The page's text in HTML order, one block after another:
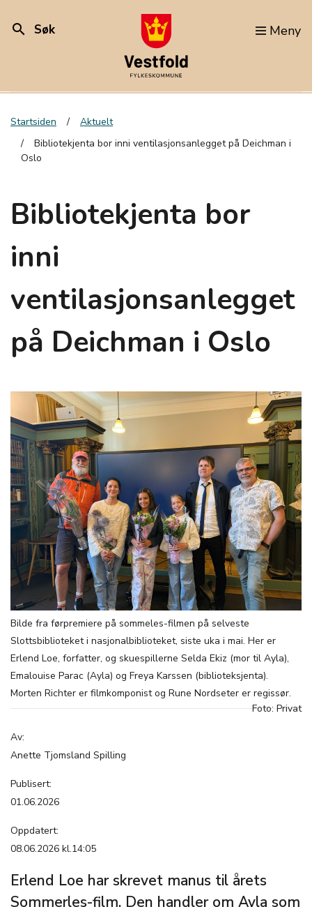
search Søk Meny
Startsiden
Aktuelt
Bibliotekjenta bor inni ventilasjonsanlegget på Deichman i
Oslo
Bibliotekjenta bor
inni
ventilasjonsanlegget
på Deichman i Oslo
Bilde fra førpremiere på sommeles-filmen på selveste
Slottsbiblioteket i nasjonalbiblioteket, siste uka i mai. Her er
Erlend Loe, forfatter, og skuespillerne Selda Ekiz (mor til Ayla),
Emalouise Parac (Ayla) og Freya Karssen (biblioteksjenta).
Morten Richter er filmkomponist og Rune Nordseter er regissør.
Foto: Privat
Av:
Anette Tjomsland Spilling
Publisert:
01.06.2026
Oppdatert:
08.06.2026 kl.14:05
Erlend Loe har skrevet manus til årets
Sommerles-film. Den handler om Ayla som